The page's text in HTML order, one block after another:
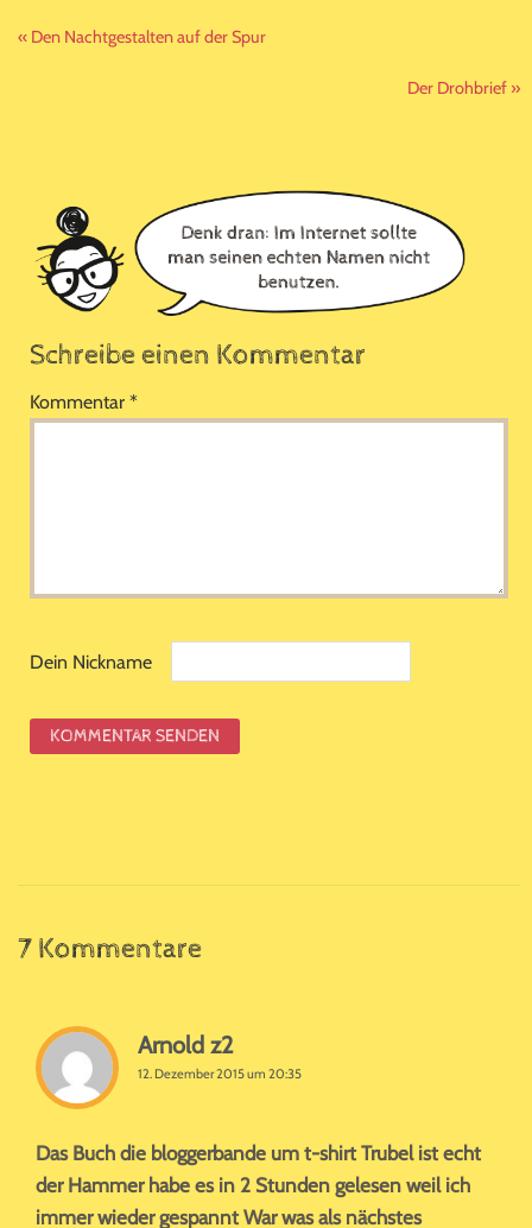
Vorheriger
« Den Nachtgestalten auf der Spur
Nächster
Der Drohbrief »
Leser-
Interaktionen
Schreibe einen Kommentar
Kommentar *
Dein Nickname
7 Kommentare
Arnold z2
12. Dezember 2015 um 20:35
Das Buch die bloggerbande um t-shirt Trubel ist echt
der Hammer habe es in 2 Stunden gelesen weil ich
immer wieder gespannt War was als nächstes